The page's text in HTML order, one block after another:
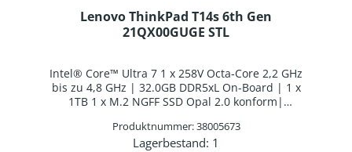
Lenovo ThinkPad T14s 6th Gen
21QX00GUGE STL
Intel® Core™ Ultra 7 1 x 258V Octa-Core 2,2 GHz
bis zu 4,8 GHz | 32.0GB DDR5xL On-Board | 1 x
1TB 1 x M.2 NGFF SSD Opal 2.0 konform|
60Hz | Intel® Arc™ graphics | Webcam | WLAN:
Intel Wi-Fi BE201 WLAN/Bluetooth Combo Chip|
Produktnummer: 38005673
Lagerbestand: 1